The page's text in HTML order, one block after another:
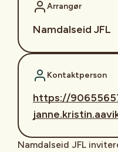
Arrangør
Namdalseid JFL
Kontaktperson
https://
Namdalseid JFL